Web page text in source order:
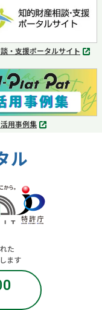
・支援ポータルサイト
別
タ
開
く
用事例集
別
ル
た
ます